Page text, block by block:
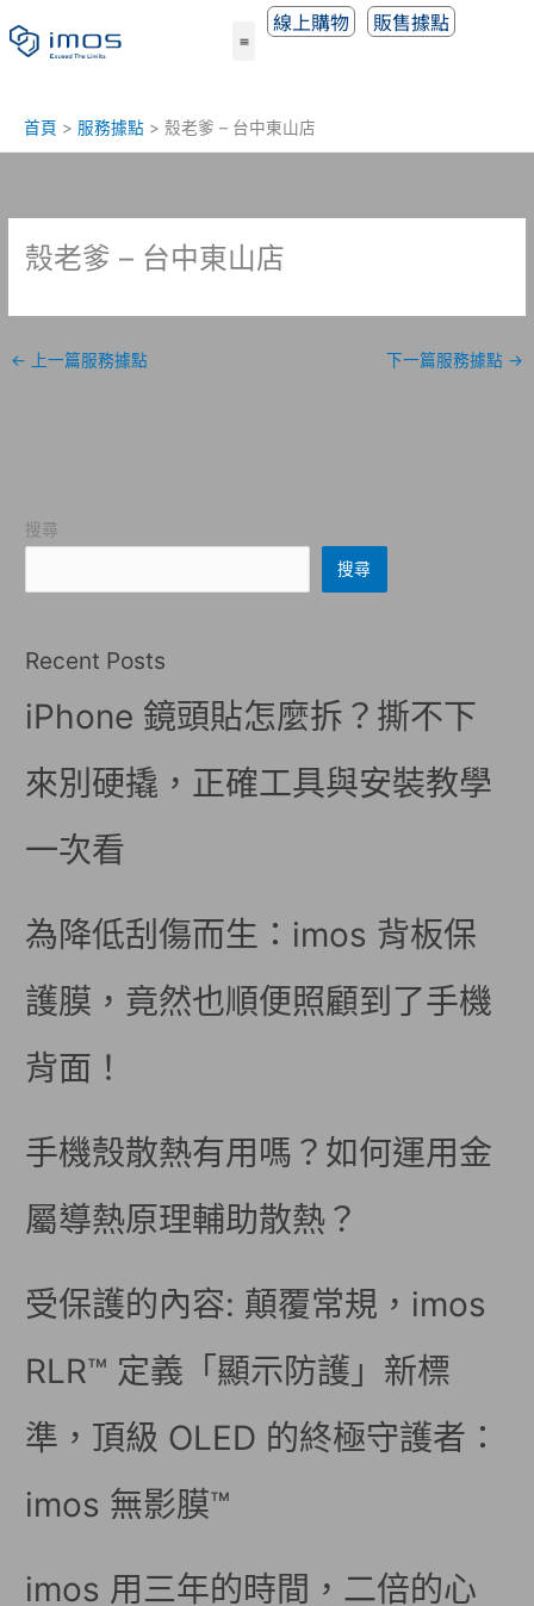
至
線上購物 販售據點
首頁 服務據點 殼老爹 – 台中東山店
殼老爹 – 台中東山店
← 上一篇服務據點 下一篇服務據點 →
搜尋
搜尋
Recent Posts
iPhone 鏡頭貼怎麼拆？撕不下
來別硬撬，正確工具與安裝教學
一次看
為降低刮傷而生：imos 背板保
護膜，竟然也順便照顧到了手機
背面！
手機殼散熱有用嗎？如何運用金
屬導熱原理輔助散熱？
受保護的內容: 顛覆常規，imos
RLR™ 定義「顯示防護」新標
準，頂級 OLED 的終極守護者：
imos 無影膜™
imos 用三年的時間，二倍的心